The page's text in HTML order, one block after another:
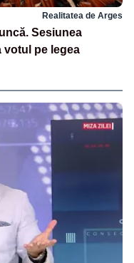
Realitatea de Arges
Sesiunea
votul pe legea